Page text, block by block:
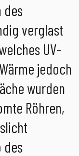
des
verglast
UV-
jedoch
wurden
Röhren,
des